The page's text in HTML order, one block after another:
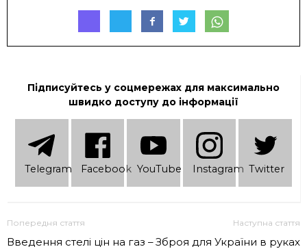
Підписуйтесь у соцмережах для максимально
швидко доступу до інформації
Telеgram Facebook YouTube Instagram Twitter
Попередня стаття
Введення стелі цін на газ –
Наступна стаття
Зброя для України в руках